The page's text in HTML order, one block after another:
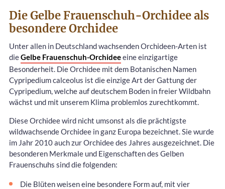
Die Gelbe Frauenschuh-Orchidee als
besondere Orchidee
Unter allen in Deutschland wachsenden Orchideen-Arten ist
dieGelbe Frauenschuh-Orchideeeine einzigartige
Besonderheit. Die Orchidee mit dem Botanischen Namen
Cypripedium calceolus ist die einzige Art der Gattung der
Cypripedium, welche auf deutschem Boden in freier Wildbahn
wächst und mit unserem Klima problemlos zurechtkommt.
Diese Orchidee wird nicht umsonst als die prächtigste
wildwachsende Orchidee in ganz Europa bezeichnet. Sie wurde
im Jahr 2010 auch zur Orchidee des Jahres ausgezeichnet. Die
besonderen Merkmale und Eigenschaften des Gelben
Frauenschuhs sind die folgenden:
Die Blüten weisen eine besondere Form auf, mit vier